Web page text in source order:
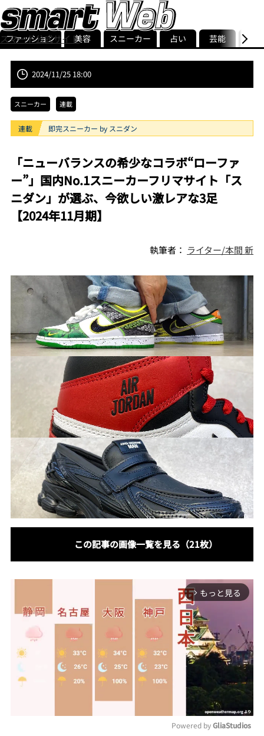
スマート公式サイト
smart最新号
記事一覧ランキング
ストリ
ファッション 美容 スニーカー 占い 芸能 グル
2024/11/25 18:00
スニーカー 連載
連載 即完スニーカー by スニダン
「ニューバランスの希少なコラボ“ローファ
ー”」国内No.1スニーカーフリマサイト「ス
ニダン」が選ぶ、今欲しい激レアな3足
【2024年11月期】
執筆者： ライター/本間 新
この記事の画像一覧を見る（21枚）
arrow_forward_ios もっと見る
Powered by GliaStudios